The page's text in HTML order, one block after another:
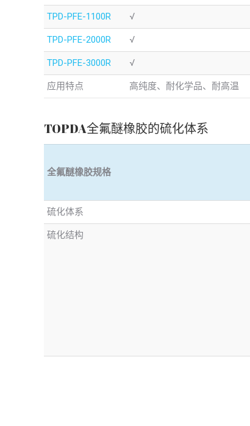
TPD-PFE-1100R √
TPD-PFE-2000R √
TPD-PFE-3000R √
应用特点 高纯度、耐化学品、耐高温
TOPDA全氟醚橡胶的硫化体系
全氟醚橡胶规格
硫化体系
硫化结构